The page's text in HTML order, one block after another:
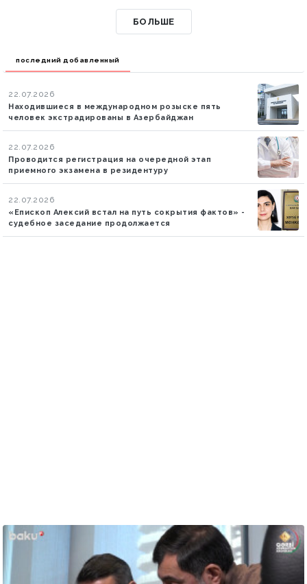
БОЛЬШЕ
последний добавленный
22.07.2026
Находившиеся в международном розыске пять
человек экстрадированы в Азербайджан
22.07.2026
Проводится регистрация на очередной этап
приемного экзамена в резидентуру
22.07.2026
«Епископ Алексий встал на путь сокрытия фактов» -
судебное заседание продолжается